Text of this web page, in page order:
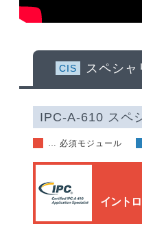
CIS スペシャ
IPC-A-610 スペ
… 必須モジュール
イント